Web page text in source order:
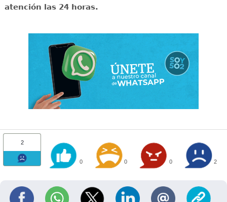
atención las 24 horas.
2
0 0 0 2